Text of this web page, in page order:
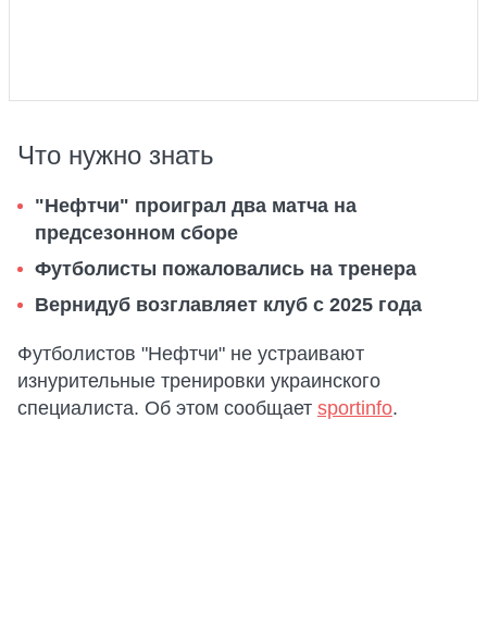
Что нужно знать
"Нефтчи" проиграл два матча на
предсезонном сборе
Футболисты пожаловались на тренера
Вернидуб возглавляет клуб с 2025 года
Футболистов "Нефтчи" не устраивают
изнурительные тренировки украинского
специалиста. Об этом сообщает sportinfo.